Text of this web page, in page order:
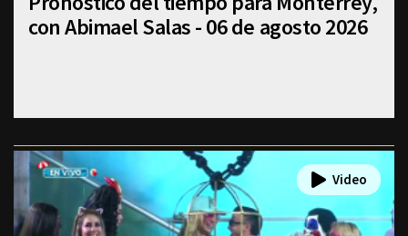
con Abimael Salas - 06 de agosto 2026